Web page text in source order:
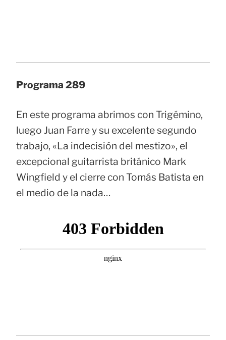
Programa 289
En este programa abrimos con Trigémino,
luego Juan Farre y su excelente segundo
trabajo, «La indecisión del mestizo», el
excepcional guitarrista británico Mark
Wingfield y el cierre con Tomás Batista en
el medio de la nada…